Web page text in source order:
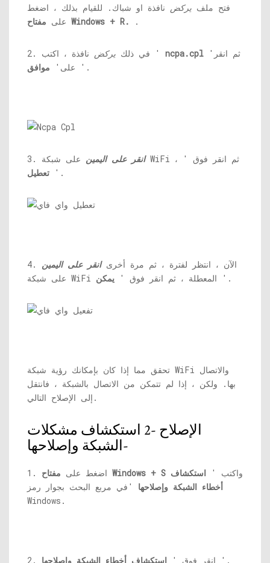
فتح ملف يركض نافذة او شباك. للقيام بذلك ، اضغط
على مفتاح Windows + R. .
2. في ذلك يركض نافذة ، اكتب ' ncpa.cpl 'ثم انقر
على' موافق '.
3. انقر على اليمين
على شبكة WiFi ، ثم انقر فوق '
تعطيل '.
4. الآن ، انتظر لفترة ، ثم مرة أخرىانقر على اليمين
على شبكة WiFi المعطلة ، ثم انقر فوق ' يمكن '.
تحقق مما إذا كان بإمكانك رؤية شبكة WiFi والاتصال
بها. ولكن ، إذا لم تتمكن من الاتصال بالشبكة ، فانتقل
إلى الإصلاح التالي.
الإصلاح -2 استكشاف مشكلات
الشبكة وإصلاحها-
1. اضغط على مفتاح Windows + S واكتب ' استكشاف
أخطاء الشبكة وإصلاحها 'في مربع البحث بجوار رمز
Windows.
2. انقر فوق ' استكشاف أخطاء الشبكة وإصلاحها '.